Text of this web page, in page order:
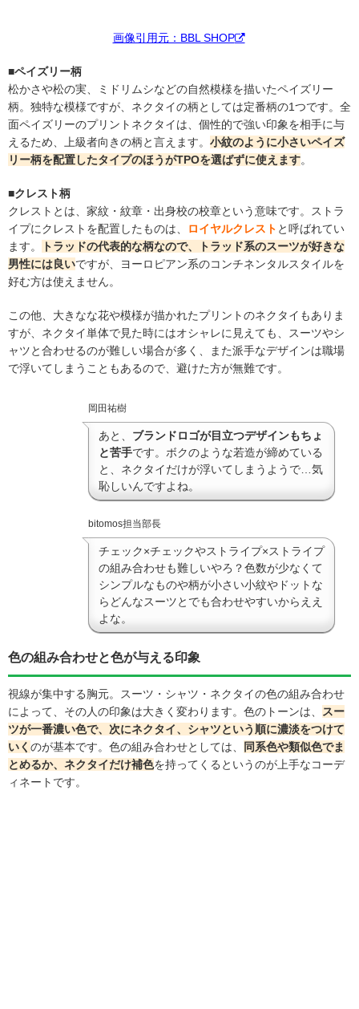
画像引用元：BBL SHOP
■ペイズリー柄
松かさや松の実、ミドリムシなどの自然模様を描いたペイズリー
柄。独特な模様ですが、ネクタイの柄としては定番柄の1つです。全
面ペイズリーのプリントネクタイは、個性的で強い印象を相手に与
えるため、上級者向きの柄と言えます。 小紋のように小さいペイズ
リー柄を配置したタイプのほうがTPOを選ばずに使えます。
■クレスト柄
クレストとは、家紋・紋章・出身校の校章という意味です。ストラ
イプにクレストを配置したものは、
ロイヤルクレスト と呼ばれてい
ます。
トラッドの代表的な柄なので、トラッド系のスーツが好きな
男性には良いですが、ヨーロピアン系のコンチネンタルスタイルを
好む方は使えません。
この他、大きなな花や模様が描かれたプリントのネクタイもありま
すが、ネクタイ単体で見た時にはオシャレに見えても、スーツやシ
ャツと合わせるのが難しい場合が多く、また派手なデザインは職場
で浮いてしまうこともあるので、避けた方が無難です。
岡田祐樹
あと、 ブランドロゴが目立つデザインもちょ
と苦手です。ボクのような若造が締めている
と、ネクタイだけが浮いてしまうようで…気
恥しいんですよね。
bitomos担当部長
チェック×チェックやストライプ×ストライプ
の組み合わせも難しいやろ？色数が少なくて
シンプルなものや柄が小さい小紋やドットな
らどんなスーツとでも合わせやすいからええ
よな。
色の組み合わせと色が与える印象
視線が集中する胸元。スーツ・シャツ・ネクタイの色の組み合わせ
によって、その人の印象は大きく変わります。色のトーンは、
スー
ツが一番濃い色で、次にネクタイ、シャツという順に濃淡をつけて
いく のが基本です。色の組み合わせとしては、
同系色や類似色でま
とめるか、 ネクタイだけ補色を持ってくるというのが上手なコーデ
ィネートです。